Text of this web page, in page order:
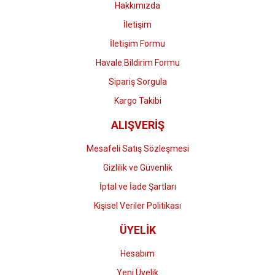
Gönder
Hakkımızda
İletişim
İletişim Formu
Havale Bildirim Formu
Sipariş Sorgula
Kargo Takibi
ALIŞVERİŞ
Mesafeli Satış Sözleşmesi
Gizlilik ve Güvenlik
İptal ve İade Şartları
Kişisel Veriler Politikası
ÜYELİK
Hesabım
Yeni Üyelik